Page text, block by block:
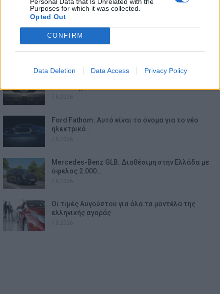
Purposes for which it was collected.
Opted Out
CONFIRM
Data Deletion Data Access Privacy Policy
ΕΠΙΚΑΙΡΟΤΗΤΑ
Ο Alain Favey αποκλειστικά στα Auto Express /
MotorOne: «Δεν…
σαν να έχει…
Ford Fathom: Αυτό είναι το όνομα για το νέο
ηλεκτρικό…
Mercedes-Benz GLB: Διαθέσιμη στην Ελλάδα με
όφελος 2.000…
Οι τιμές Αυγούστου για όλα τα μοντέλα της
ελληνικής αγοράς